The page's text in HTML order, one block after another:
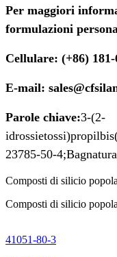
Per maggiori
formulazioni
Cellulare: (+86) 181-
E-mail:
Parole chiave:3-(2-
23785-50-4;
Composti di silicio
Composti di silicio
41051-80-3